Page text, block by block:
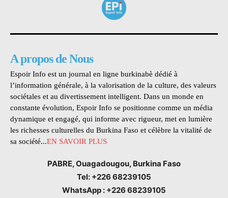
A propos de Nous
Espoir Info est un journal en ligne burkinabè dédié à
l’information générale, à la valorisation de la culture, des valeurs
sociétales et au divertissement intelligent. Dans un monde en
constante évolution, Espoir Info se positionne comme un média
dynamique et engagé, qui informe avec rigueur, met en lumière
les richesses culturelles du Burkina Faso et célèbre la vitalité de
sa société...EN SAVOIR PLUS
PABRE, Ouagadougou, Burkina Faso
Tel: +226 68239105
WhatsApp : +226 68239105